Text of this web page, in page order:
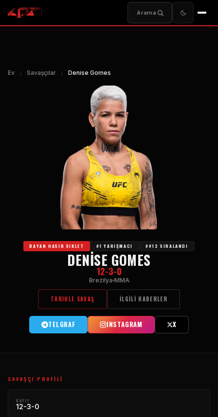
Arama
Ev ¡ Savaşçılar ¡ Denise Gomes
BAYAN HASIR SIKLET #1 YARIŞMACI ##12 SIRALANDI
DENISE GOMES
12-3-0
Brezilya MMA
TARIHLE SAVAŞ İLGILI HABERLER
TELGRAF INSTAGRAM X
SAVAŞÇI PROFILI
KAYIT
12-3-0